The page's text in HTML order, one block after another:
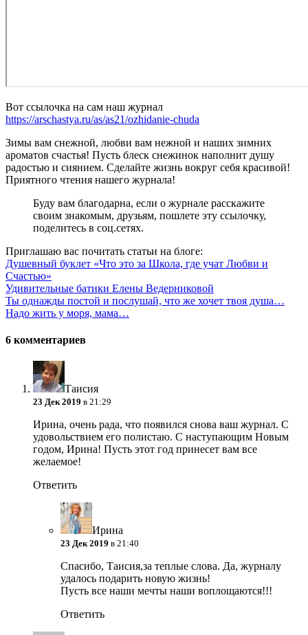
Вот ссылочка на сам наш журнал
https://arschastya.ru/as/as21/ozhidanie-chuda
Зимы вам снежной, любви вам нежной и наших зимних
ароматов счастья! Пусть блеск снежинок наполнит душу
радостью и сиянием. Сделайте жизнь вокруг себя красивой!
Приятного чтения нашего журнала!
Буду вам благодарна, если о журнале расскажите
своим знакомым, друзьям, пошлете эту ссылочку,
поделитесь в соц.сетях.
Приглашаю вас почитать статьи на блоге:
Душевный буклет «Что это за Школа, где учат Любви и
Счастью»
Удивительные батики Елены Ведерниковой
Ты однажды постой и послушай, что же хочет твоя душа…
Надо жить у моря, мама…
6 комментариев
Таисия
23 Дек 2019 в 21:29
Ирина, очень рада, что появился снова ваш журнал. С
удовольствием его полистаю. С наступающим Новым
годом, Ирина! Пусть этот год принесет вам все
желаемое!
Ответить
Ирина
23 Дек 2019 в 21:40
Спасибо, Таисия,за теплые слова. Да, журналу
удалось подарить новую жизнь!
Пусть все наши мечты наши воплощаются!!!
Ответить